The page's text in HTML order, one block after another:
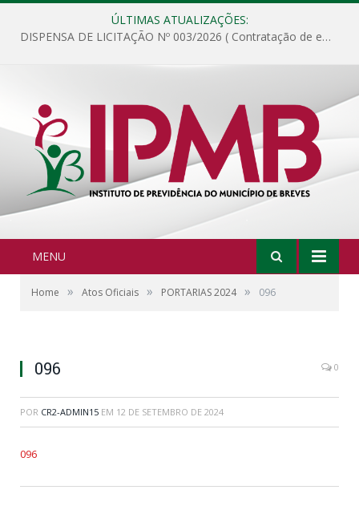
ÚLTIMAS ATUALIZAÇÕES:
DISPENSA DE LICITAÇÃO Nº 003/2026 ( Contratação de empresa para fornecimento de gêneros alimentícios não perecíveis, materiais de expediente, descartáveis, copa e cozinha, para análise e posterior publicação.)
MENU
Home » Atos Oficiais » PORTARIAS 2024 » 096
096 0
POR CR2-ADMIN15 EM 12 DE SETEMBRO DE 2024
096